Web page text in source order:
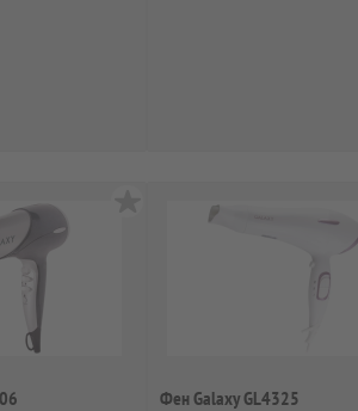
Фен Galaxy GL4325